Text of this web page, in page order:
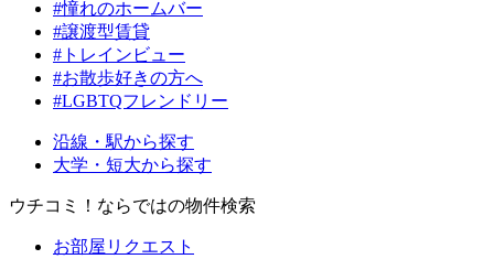
#憧れのホームバー
#譲渡型賃貸
#トレインビュー
#お散歩好きの方へ
#LGBTQフレンドリー
沿線・駅から探す
大学・短大から探す
ウチコミ！ならではの物件検索
お部屋リクエスト